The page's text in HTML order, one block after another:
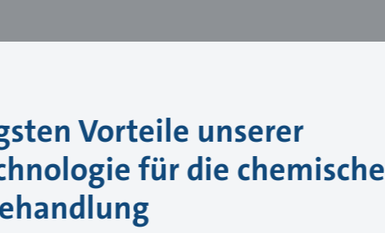
Vorteile unserer
für die chemische